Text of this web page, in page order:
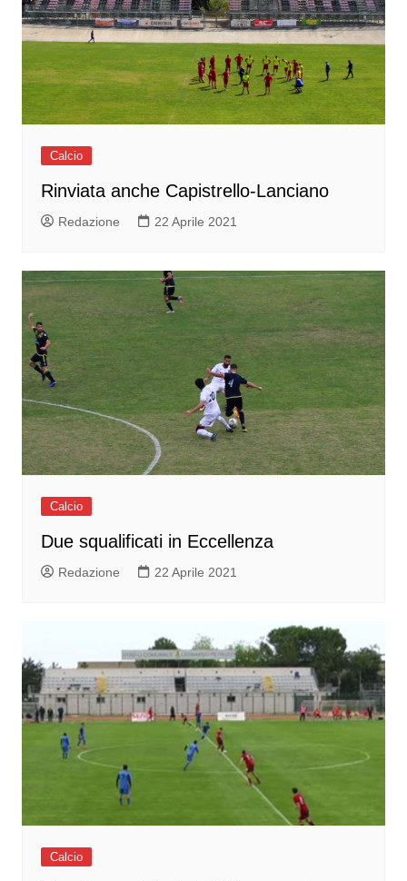
Calcio
Rinviata anche Capistrello-Lanciano
Redazione 22 Aprile 2021
Calcio
Due squalificati in Eccellenza
Redazione 22 Aprile 2021
Calcio